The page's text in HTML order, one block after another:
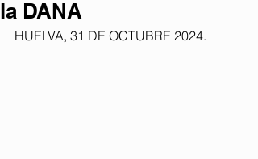
la DANA
HUELVA, 31 DE OCTUBRE 2024.